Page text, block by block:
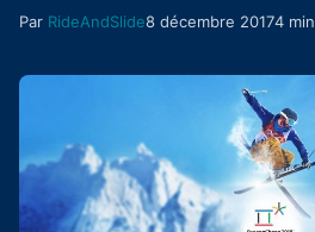
Par RideAndSlide8 décembre 20174 min